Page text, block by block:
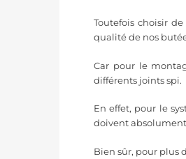
Toutefois choisir
qualité de nos
Car pour le
différents joints spi.
En effet, pour le
doivent
Bien sûr, pour plus